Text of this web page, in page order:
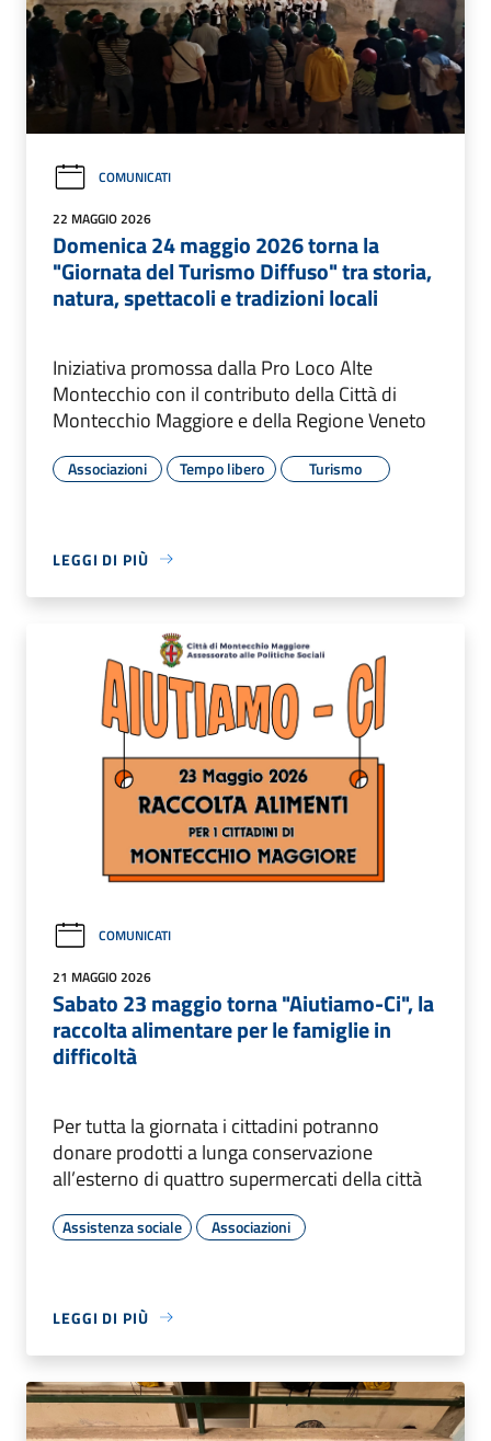
COMUNICATI
22 MAGGIO 2026
Domenica 24 maggio 2026 torna la
"Giornata del Turismo Diffuso" tra storia,
natura, spettacoli e tradizioni locali
Iniziativa promossa dalla Pro Loco Alte
Montecchio con il contributo della Città di
Montecchio Maggiore e della Regione Veneto
Associazioni Tempo libero Turismo
LEGGI DI PIÙ
COMUNICATI
21 MAGGIO 2026
Sabato 23 maggio torna "Aiutiamo-Ci", la
raccolta alimentare per le famiglie in
difficoltà
Per tutta la giornata i cittadini potranno
donare prodotti a lunga conservazione
all’esterno di quattro supermercati della città
Assistenza sociale Associazioni
LEGGI DI PIÙ